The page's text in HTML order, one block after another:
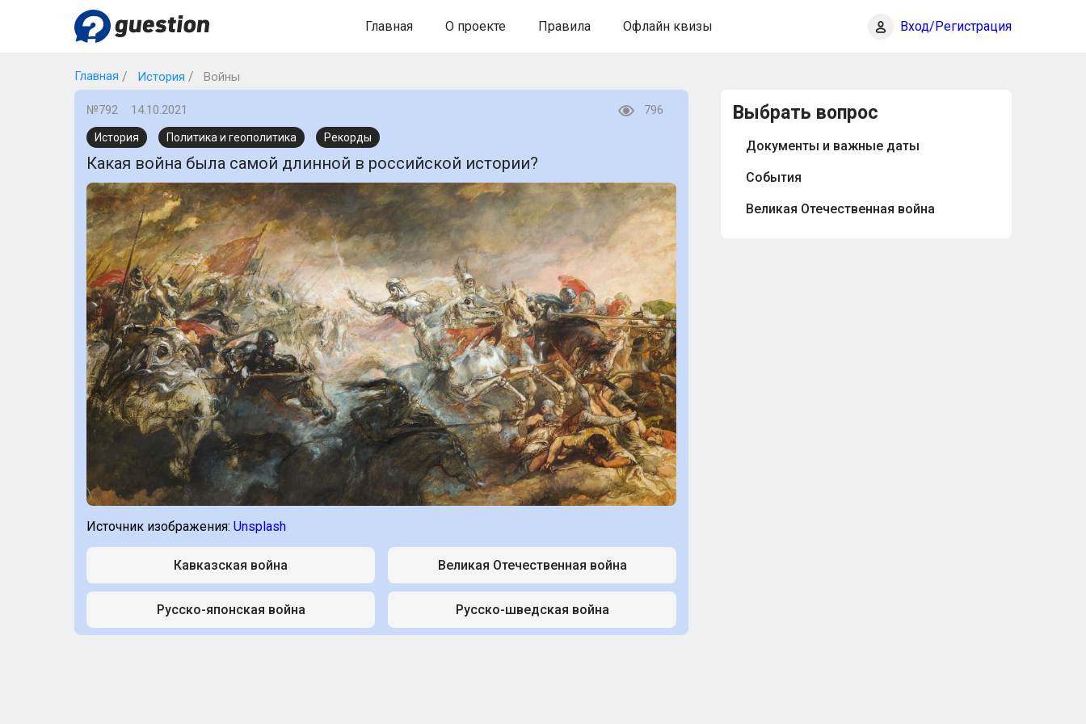
Главная О проекте Правила Офлайн квизы Вход/Регистрация
Главная История Войны
№792 14.10.2021 796
История Политика и геополитика Рекорды
Какая война была самой длинной в российской истории?
Источник изображения: Unsplash
Кавказская война Великая Отечественная война
Русско-японская война Русско-шведская война
Выбрать вопрос
Документы и важные даты
События
Великая Отечественная война